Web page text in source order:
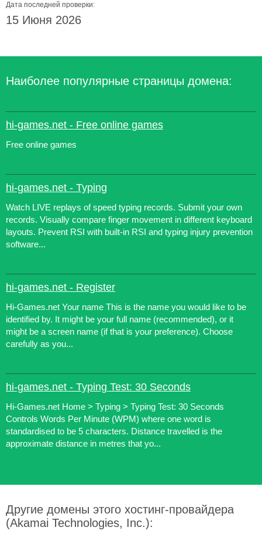
Дата последней проверки:
15 Июня 2026
Наиболее популярные страницы домена:
hi-games.net - Free online games
Free online games
hi-games.net - Typing
Watch LIVE replays of speed typing records. Submit your own
records. Visually compare finger movement in different keyboard
layouts. Prevent RSI with built-in RSI and typing injury prevention
software...
hi-games.net - Register
Hi-Games.net Your name This is the name you would like to be
identified by. It might be your full name (recommended), or it
might be a screen name (if that is your preference). Choose
carefully as you...
hi-games.net - Typing Test: 30 Seconds
Hi-Games.net Home > Typing > Typing Test: 30 Seconds
Controls Words Per Minute (WPM) where one word is
standardised to be 5 characters. Distance travelled is the
approximate distance in metres that yo...
Другие домены этого хостинг-провайдера
(Akamai Technologies, Inc.):